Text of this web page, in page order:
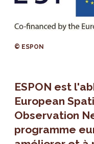
© ESPON
ESPON est
European
Observation
programme